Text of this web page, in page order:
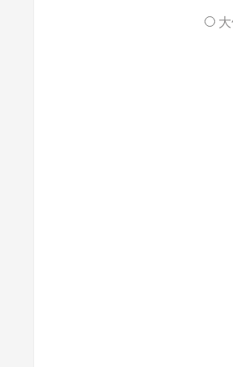
大